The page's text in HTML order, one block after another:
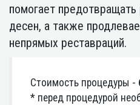
помогает предотвращать
десен, а также
непрямых реставраций.
Стоимость процедуры -
* перед процедурой